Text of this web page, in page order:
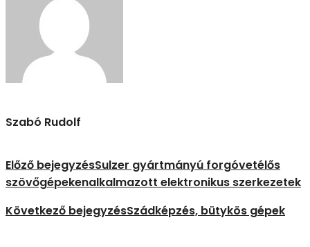
Szabó Rudolf
Előző bejegyzésSulzer gyártmányú forgóvetélős
szövőgépekenalkalmazott elektronikus szerkezetek
Következő bejegyzésSzádképzés, bütykös gépek